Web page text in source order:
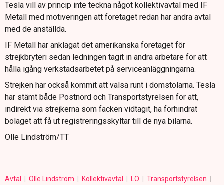
Tesla vill av princip inte teckna något kollektivavtal med IF
Metall med motiveringen att företaget redan har andra avtal
med de anställda.
IF Metall har anklagat det amerikanska företaget för
strejkbryteri sedan ledningen tagit in andra arbetare för att
hålla igång verkstadsarbetet på serviceanläggningarna.
Strejken har också kommit att valsa runt i domstolarna. Tesla
har stämt både Postnord och Transportstyrelsen för att,
indirekt via strejkerna som facken vidtagit, ha förhindrat
bolaget att få ut registreringsskyltar till de nya bilarna.
Olle Lindström/TT
Avtal Olle Lindström Kollektivavtal LO
Transportstyrelsen